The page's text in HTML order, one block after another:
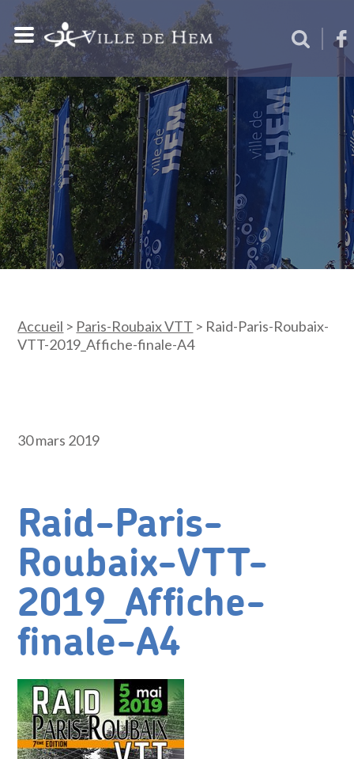
Accueil > Paris-Roubaix VTT > Raid-Paris-Roubaix-
VTT-2019_Affiche-finale-A4
30 mars 2019
Raid-Paris-
Roubaix-VTT-
2019_Affiche-
finale-A4